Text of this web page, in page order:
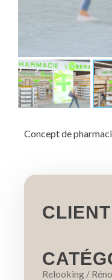
Concept de
Relooking /